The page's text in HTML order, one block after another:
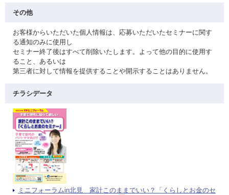
その他
お客様からいただいた個人情報は、応募いただいたセミナーに関す
る通知のみに使用し
セミナー終了後はすべて削除いたします。よって他の目的に使用す
ること、あるいは
第三者に対して情報を提供することや開示することはありません。
チラシデータ
ミニフォーラムin北見 家計このままでいい？「くらしとお金のセ